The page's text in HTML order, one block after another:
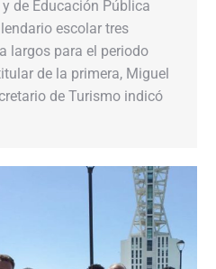
de Educación Pública
escolar tres
largos para el periodo
de la primera, Miguel
de Turismo indicó